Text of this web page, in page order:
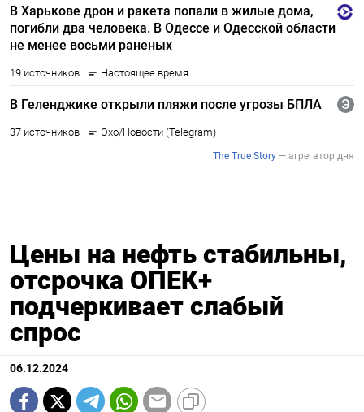
Цены на нефть стабильны,
отсрочка ОПЕК+
подчеркивает слабый
спрос
06.12.2024